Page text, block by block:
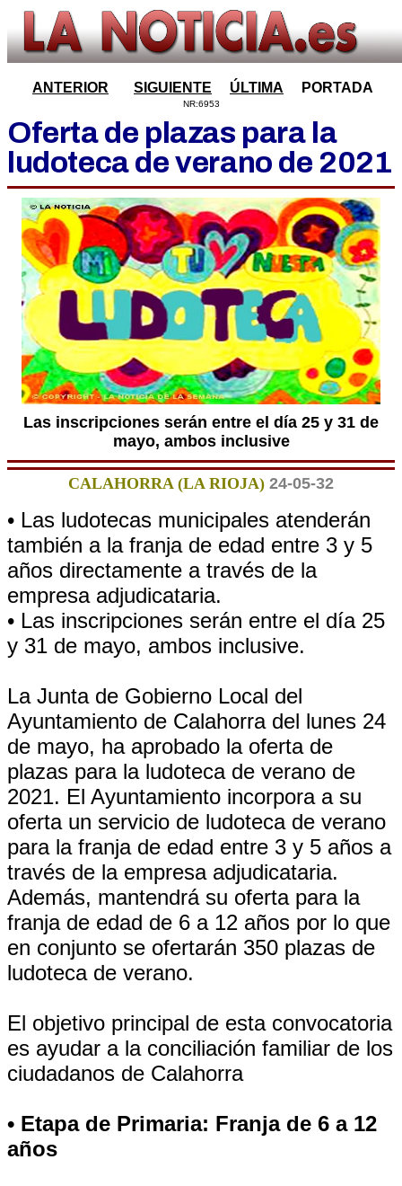
ANTERIOR SIGUIENTE ÚLTIMA PORTADA
NR:6953
Oferta de plazas para la
ludoteca de verano de 2021
Las inscripciones serán entre el día 25 y 31 de
mayo, ambos inclusive
CALAHORRA (LA RIOJA) 24-05-32
• Las ludotecas municipales atenderán
también a la franja de edad entre 3 y 5
años directamente a través de la
empresa adjudicataria.
• Las inscripciones serán entre el día 25
y 31 de mayo, ambos inclusive.
La Junta de Gobierno Local del
Ayuntamiento de Calahorra del lunes 24
de mayo, ha aprobado la oferta de
plazas para la ludoteca de verano de
2021. El Ayuntamiento incorpora a su
oferta un servicio de ludoteca de verano
para la franja de edad entre 3 y 5 años a
través de la empresa adjudicataria.
Además, mantendrá su oferta para la
franja de edad de 6 a 12 años por lo que
en conjunto se ofertarán 350 plazas de
ludoteca de verano.
El objetivo principal de esta convocatoria
es ayudar a la conciliación familiar de los
ciudadanos de Calahorra
• Etapa de Primaria: Franja de 6 a 12
años